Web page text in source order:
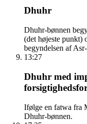
Dhuhr
Dhuhr-bønnen
(det højeste punkt)
begyndelsen af
13:27
Dhuhr med
Ifølge en fatwa fra
Dhuhr-bønnen.